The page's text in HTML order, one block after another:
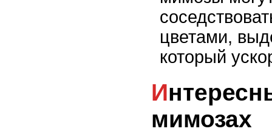
цветами,
который
Интересные факты о
мимозах